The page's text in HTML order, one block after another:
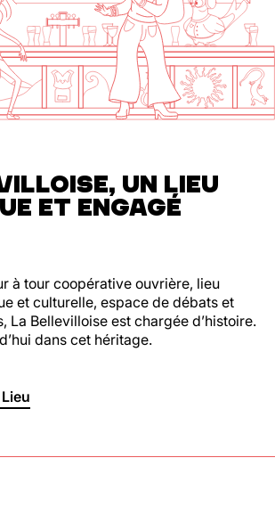
En savoir plus
En savoir plus
UN LIEU
ET ENGAGÉ
à tour coopérative ouvrière, lieu
et culturelle, espace de débats et
La Bellevilloise est chargée d’histoire.
dans cet héritage.